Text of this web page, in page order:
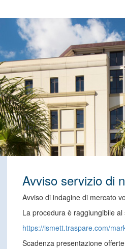
Avviso servizio di
Avviso di indagine di mercato
La procedura è raggiungibile
https://ismett.traspare.com/
Scadenza presentazione offerte